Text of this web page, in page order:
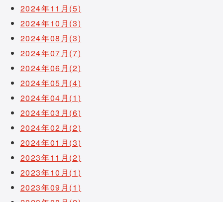
2024年11月(5)
2024年10月(3)
2024年08月(3)
2024年07月(7)
2024年06月(2)
2024年05月(4)
2024年04月(1)
2024年03月(6)
2024年02月(2)
2024年01月(3)
2023年11月(2)
2023年10月(1)
2023年09月(1)